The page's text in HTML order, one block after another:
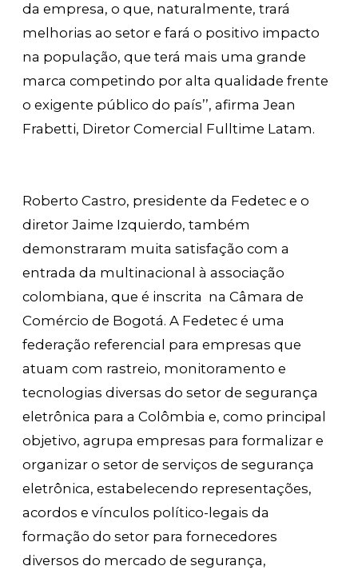
da empresa, o que, naturalmente, trará
melhorias ao setor e fará o positivo impacto
na população, que terá mais uma grande
marca competindo por alta qualidade frente
o exigente público do país’’, afirma Jean
Frabetti, Diretor Comercial Fulltime Latam.
Roberto Castro, presidente da Fedetec e o
diretor Jaime Izquierdo, também
demonstraram muita satisfação com a
entrada da multinacional à associação
colombiana, que é inscrita na Câmara de
Comércio de Bogotá. A Fedetec é uma
federação referencial para empresas que
atuam com rastreio, monitoramento e
tecnologias diversas do setor de segurança
eletrônica para a Colômbia e, como principal
objetivo, agrupa empresas para formalizar e
organizar o setor de serviços de segurança
eletrônica, estabelecendo representações,
acordos e vínculos político-legais da
formação do setor para fornecedores
diversos do mercado de segurança,